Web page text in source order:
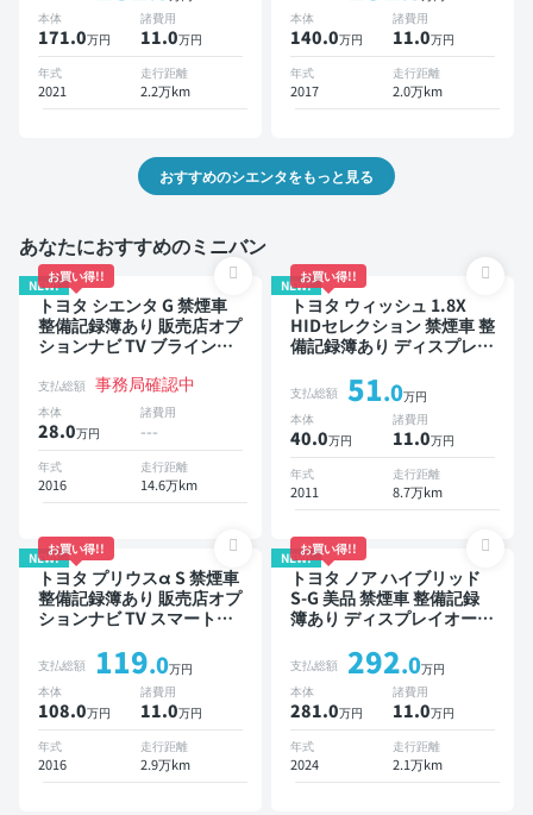
ETC バックモニター 全方
位カメラ ドライブレコーダ
ー 衝突軽減 両側電動スラ
イドドア 7人乗り
本体
171.0万円
諸費用
11.0万円
年式
2021
走行距離
2.2万km
ライブレコーダー 衝突軽減
両側電動スライドドア 7人
乗り
本体
140.0万円
諸費用
11.0万円
年式
2017
走行距離
2.0万km
おすすめのシエンタをもっと見る
あなたにおすすめのミニバン
NEW!
お買い得!!
トヨタ シエンタ G 禁煙車
整備記録簿あり 販売店オプ
ションナビ TV ブラインド
ト スマートキー バックモ
ニター ドライブレコーダー
衝突軽減 両側電動スライド
ドア 7人乗り
支払総額 事務局確認中
本体
28.0万円
諸費用
---
年式
2016
走行距離
14.6万km
NEW!
お買い得!!
トヨタ ウィッシュ 1.8X
HIDセレクション 禁煙車 整
備記録簿あり ディスプレイ
り 後席モニター スマート
キー ETC ドライブレコー
ダー
支払総額 51.0万円
本体
40.0万円
諸費用
11.0万円
年式
2011
走行距離
8.7万km
NEW!
お買い得!!
トヨタ プリウスα S 禁煙車
整備記録簿あり 販売店オプ
ションナビ TV スマートキ
支払総額 119.0万円
本体
108.0万円
諸費用
11.0万円
年式
2016
走行距離
2.9万km
NEW!
お買い得!!
トヨタ ノア ハイブリッド
S-G 美品 禁煙車 整備記録
簿あり ディスプレイオーデ
オートクルーズ 3列シート
スマートキー ETC バック
モニター ドライブレコーダ
ー 衝突軽減 両側電動スラ
イドドア 7人乗り
支払総額 292.0万円
本体
281.0万円
諸費用
11.0万円
年式
2024
走行距離
2.1万km